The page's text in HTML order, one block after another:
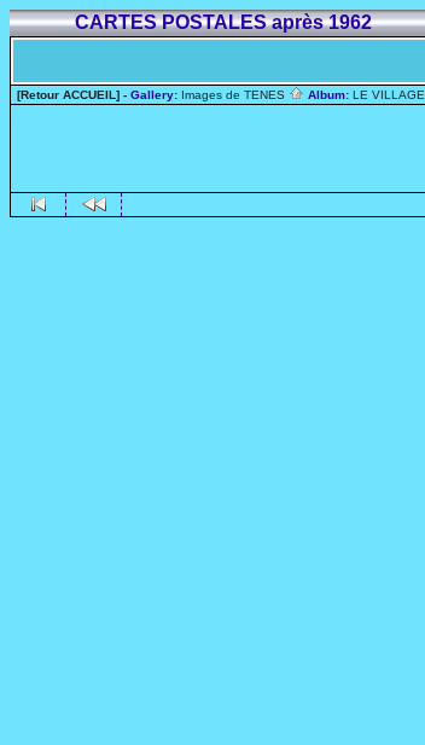
CARTES POSTALES après 1962
[Retour ACCUEIL] - Gallery: Images de TENES Album: LE VILLAGE